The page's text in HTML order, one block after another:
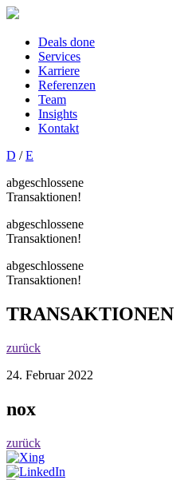
Deals done
Services
Karriere
Referenzen
Team
Insights
Kontakt
D /E
abgeschlossene
Transaktionen!
abgeschlossene
Transaktionen!
abgeschlossene
Transaktionen!
TRANSAKTIONEN
zurück
24. Februar 2022
nox
zurück